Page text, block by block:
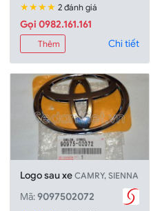
★★★★ 2 đánh giá
Gọi 0982.161.161
Thêm Chi tiết
Logo sau xeCAMRY, SIENNA
Mã:9097502072